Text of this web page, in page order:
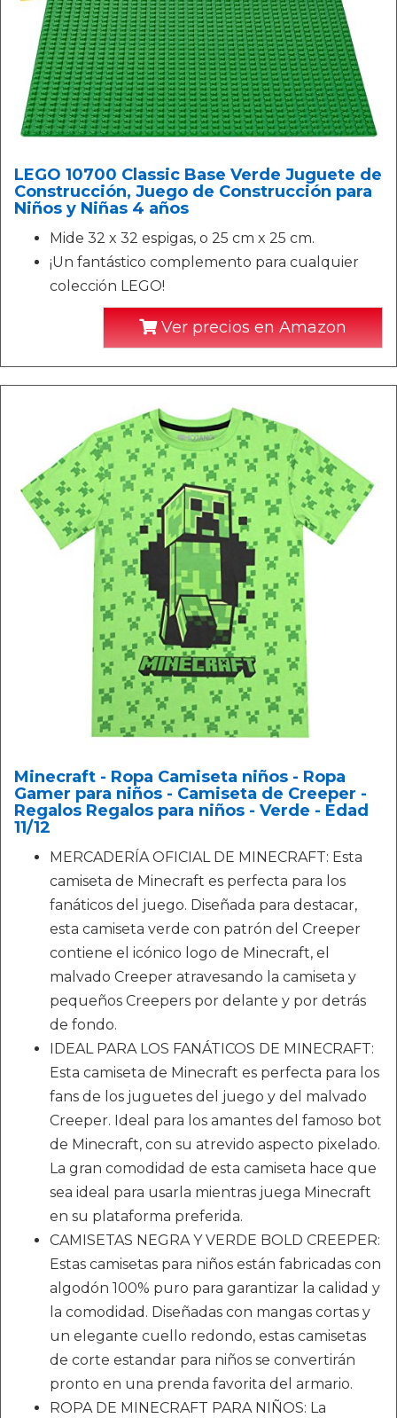
LEGO 10700 Classic Base Verde Juguete de
Construcción, Juego de Construcción para
Niños y Niñas 4 años
Mide 32 x 32 espigas, o 25 cm x 25 cm.
¡Un fantástico complemento para cualquier
colección LEGO!
Ver precios en Amazon
Minecraft - Ropa Camiseta niños - Ropa
Gamer para niños - Camiseta de Creeper -
Regalos Regalos para niños - Verde - Edad
11/12
MERCADERÍA OFICIAL DE MINECRAFT: Esta
camiseta de Minecraft es perfecta para los
fanáticos del juego. Diseñada para destacar,
esta camiseta verde con patrón del Creeper
contiene el icónico logo de Minecraft, el
malvado Creeper atravesando la camiseta y
pequeños Creepers por delante y por detrás
de fondo.
IDEAL PARA LOS FANÁTICOS DE MINECRAFT:
Esta camiseta de Minecraft es perfecta para los
fans de los juguetes del juego y del malvado
Creeper. Ideal para los amantes del famoso bot
de Minecraft, con su atrevido aspecto pixelado.
La gran comodidad de esta camiseta hace que
sea ideal para usarla mientras juega Minecraft
en su plataforma preferida.
CAMISETAS NEGRA Y VERDE BOLD CREEPER:
Estas camisetas para niños están fabricadas con
algodón 100% puro para garantizar la calidad y
la comodidad. Diseñadas con mangas cortas y
un elegante cuello redondo, estas camisetas
de corte estandar para niños se convertirán
pronto en una prenda favorita del armario.
ROPA DE MINECRAFT PARA NIÑOS: La